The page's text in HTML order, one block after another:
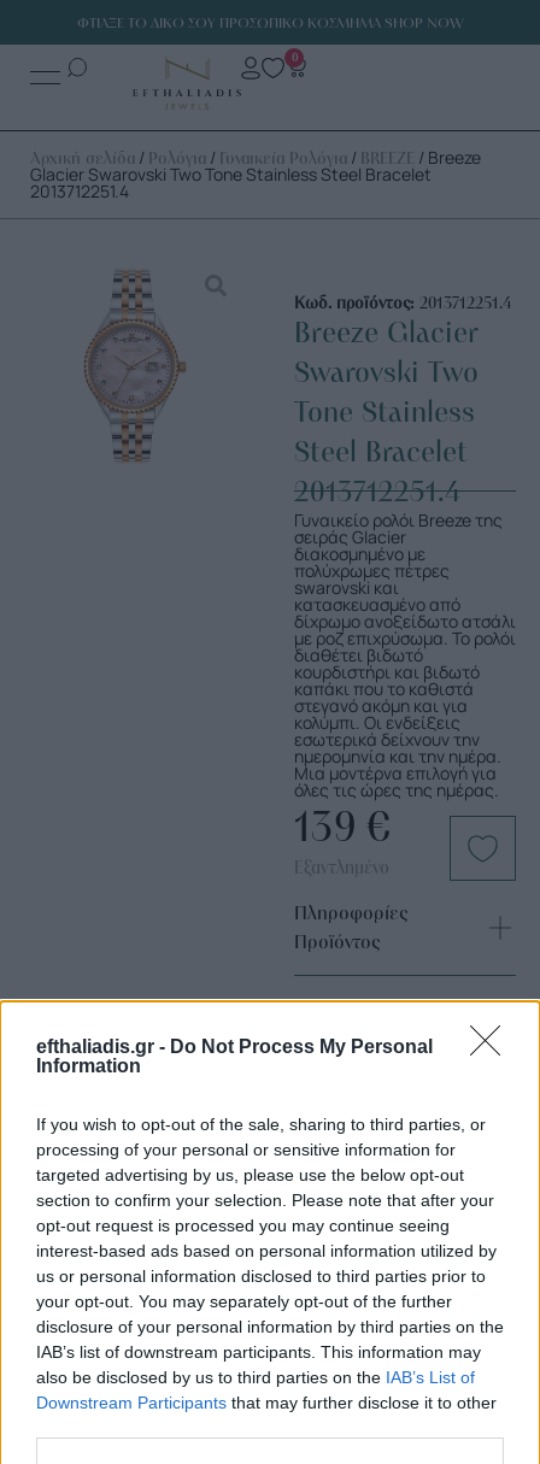
efthaliadis.gr - Do Not Process My Personal
Information
If you wish to opt-out of the sale, sharing to third parties, or
processing of your personal or sensitive information for
targeted advertising by us, please use the below opt-out
section to confirm your selection. Please note that after your
opt-out request is processed you may continue seeing
interest-based ads based on personal information utilized by
us or personal information disclosed to third parties prior to
your opt-out. You may separately opt-out of the further
disclosure of your personal information by third parties on the
IAB’s list of downstream participants. This information may
also be disclosed by us to third parties on the IAB’s List of
Downstream Participants that may further disclose it to other
ΦΤΙΑΞΕ ΤΟ ΔΙΚΟ ΣΟΥ ΠΡΟΣΩΠΙΚΟ ΚΟΣΜΗΜΑ SHOP NOW
0
Αρχική σελίδα / Ρολόγια / Γυναικεία Ρολόγια / BREEZE / Breeze
Glacier Swarovski Two Tone Stainless Steel Bracelet
2013712251.4
Κωδ. προϊόντος: 2013712251.4
Breeze Glacier
Swarovski Two
Tone Stainless
Steel Bracelet
2013712251.4
Γυναικείο ρολόι Breeze της
σειράς Glacier
διακοσμημένο με
πολύχρωμες πέτρες
swarovski και
κατασκευασμένο από
δίχρωμο ανοξείδωτο ατσάλι
με ροζ επιχρύσωμα. Το ρολόι
διαθέτει βιδωτό
κουρδιστήρι και βιδωτό
καπάκι που το καθιστά
στεγανό ακόμη και για
κολύμπι. Οι ενδείξεις
εσωτερικά δείχνουν την
ημερομηνία και την ημέρα.
Μια μοντέρνα επιλογή για
όλες τις ώρες της ημέρας.
139 €
Εξαντλημένο
Πληροφορίες
Προϊόντος
Επιλογές Που Ταιριάζουν
Ανακαλύψτε τα κοσμήματα που αγαπήθηκαν περισσότερο!
Εδώ θα βρείτε τις κορυφαίες επιλογές που ξεχωρίζουν για
το μοναδικό τους στυλ και την εξαιρετική τους ποιότητα.
ΑΝΟΞΕΊΔΩΤΟ ΑΤΣΆΛΙ